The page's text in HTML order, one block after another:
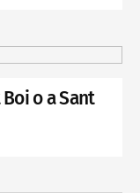
o a Sant